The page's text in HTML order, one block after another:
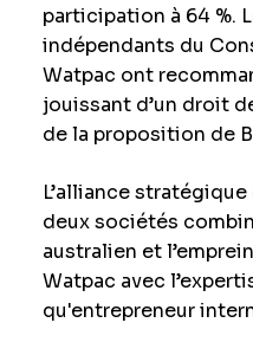
participation à 64 %.
indépendants du
Watpac ont
jouissant d’un droit
de la proposition de
L’alliance
deux sociétés
australien et
Watpac avec
qu'entrepreneur